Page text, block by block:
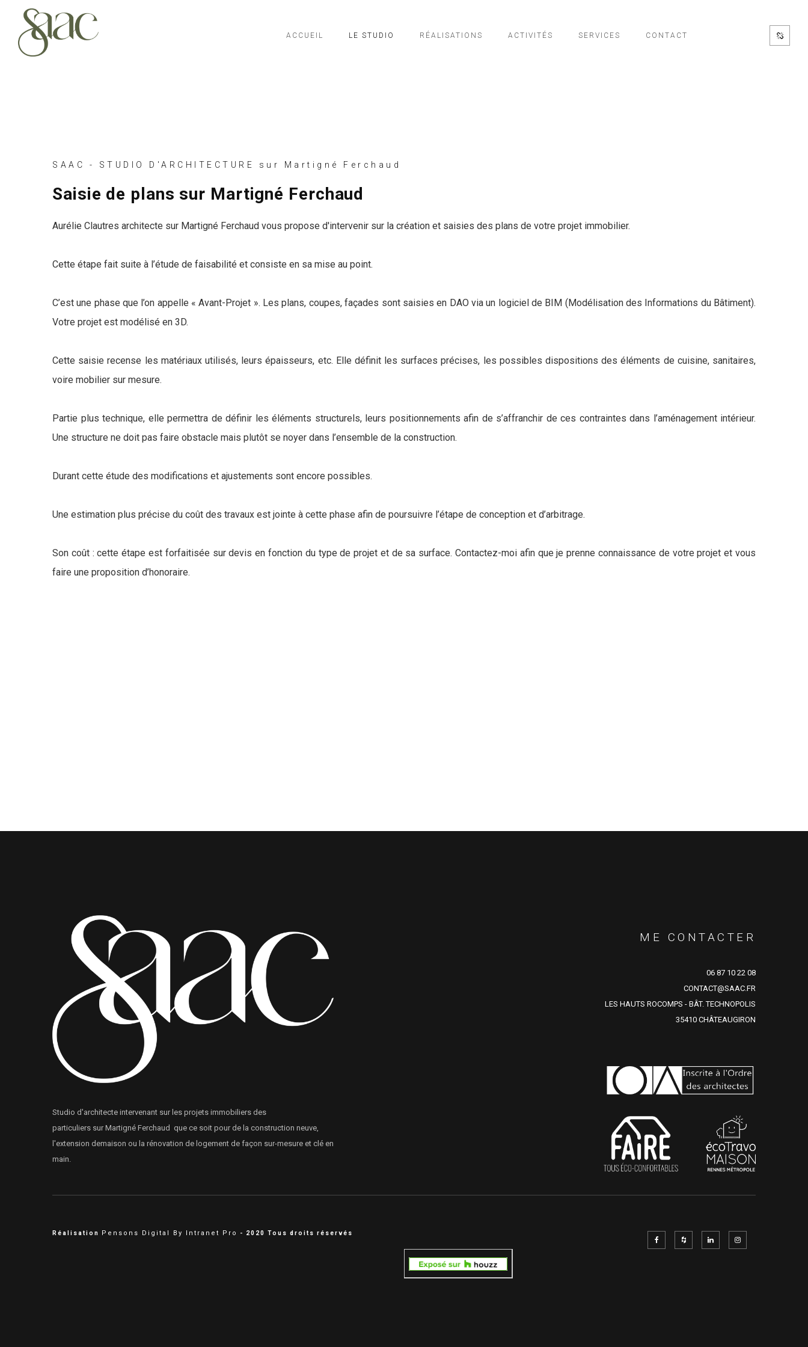
ACCUEIL LE STUDIO RÉALISATIONS ACTIVITÉS SERVICES CONTACT
SAAC - STUDIO D'ARCHITECTURE sur Martigné Ferchaud
Saisie de plans sur Martigné Ferchaud
Aurélie Clautres architecte sur Martigné Ferchaud vous propose d'intervenir sur la création et saisies des plans de votre projet immobilier.
Cette étape fait suite à l’étude de faisabilité et consiste en sa mise au point.
C’est une phase que l’on appelle « Avant-Projet ». Les plans, coupes, façades sont saisies en DAO via un logiciel de BIM (Modélisation des Informations du Bâtiment).
Votre projet est modélisé en 3D.
Cette saisie recense les matériaux utilisés, leurs épaisseurs, etc. Elle définit les surfaces précises, les possibles dispositions des éléments de cuisine, sanitaires,
voire mobilier sur mesure.
Partie plus technique, elle permettra de définir les éléments structurels, leurs positionnements afin de s’affranchir de ces contraintes dans l’aménagement intérieur.
Une structure ne doit pas faire obstacle mais plutôt se noyer dans l’ensemble de la construction.
Durant cette étude des modifications et ajustements sont encore possibles.
Une estimation plus précise du coût des travaux est jointe à cette phase afin de poursuivre l’étape de conception et d’arbitrage.
Son coût : cette étape est forfaitisée sur devis en fonction du type de projet et de sa surface. Contactez-moi afin que je prenne connaissance de votre projet et vous
faire une proposition d’honoraire.
Studio d'architecte intervenant sur les projets immobiliers des
particuliers sur Martigné Ferchaud que ce soit pour de la construction neuve,
l'extension demaison ou la rénovation de logement de façon sur-mesure et clé en
main.
ME CONTACTER
06 87 10 22 08
CONTACT@SAAC.FR
LES HAUTS ROCOMPS - BÂT. TECHNOPOLIS
35410 CHÂTEAUGIRON
Réalisation Pensons Digital By Intranet Pro - 2020 Tous droits réservés